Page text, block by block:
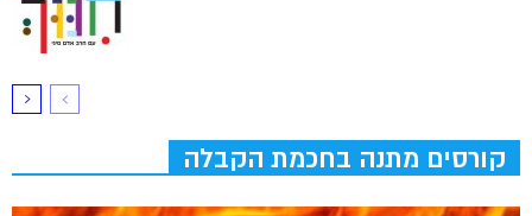
קורסים מתנה בחכמת הקבלה